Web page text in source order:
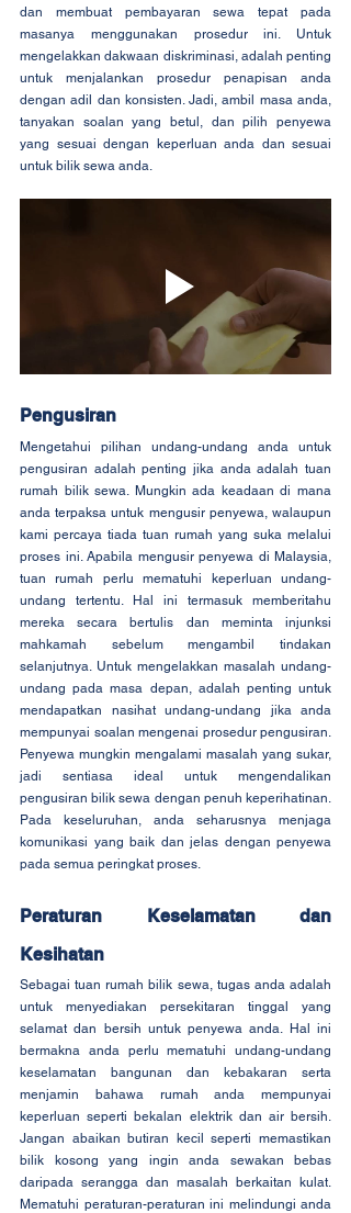
dan membuat pembayaran sewa tepat pada
masanya menggunakan prosedur ini. Untuk
mengelakkan dakwaan diskriminasi, adalah penting
untuk menjalankan prosedur penapisan anda
dengan adil dan konsisten. Jadi, ambil masa anda,
tanyakan soalan yang betul, dan pilih penyewa
yang sesuai dengan keperluan anda dan sesuai
untuk bilik sewa anda.
Pengusiran
Mengetahui pilihan undang-undang anda untuk
pengusiran adalah penting jika anda adalah tuan
rumah bilik sewa. Mungkin ada keadaan di mana
anda terpaksa untuk mengusir penyewa, walaupun
kami percaya tiada tuan rumah yang suka melalui
proses ini. Apabila mengusir penyewa di Malaysia,
tuan rumah perlu mematuhi keperluan undang-
undang tertentu. Hal ini termasuk memberitahu
mereka secara bertulis dan meminta injunksi
mahkamah sebelum mengambil tindakan
selanjutnya. Untuk mengelakkan masalah undang-
undang pada masa depan, adalah penting untuk
mendapatkan nasihat undang-undang jika anda
mempunyai soalan mengenai prosedur pengusiran.
Penyewa mungkin mengalami masalah yang sukar,
jadi sentiasa ideal untuk mengendalikan
pengusiran bilik sewa dengan penuh keperihatinan.
Pada keseluruhan, anda seharusnya menjaga
komunikasi yang baik dan jelas dengan penyewa
pada semua peringkat proses.
Peraturan Keselamatan dan
Kesihatan
Sebagai tuan rumah bilik sewa, tugas anda adalah
untuk menyediakan persekitaran tinggal yang
selamat dan bersih untuk penyewa anda. Hal ini
bermakna anda perlu mematuhi undang-undang
keselamatan bangunan dan kebakaran serta
menjamin bahawa rumah anda mempunyai
keperluan seperti bekalan elektrik dan air bersih.
Jangan abaikan butiran kecil seperti memastikan
bilik kosong yang ingin anda sewakan bebas
daripada serangga dan masalah berkaitan kulat.
Mematuhi peraturan-peraturan ini melindungi anda